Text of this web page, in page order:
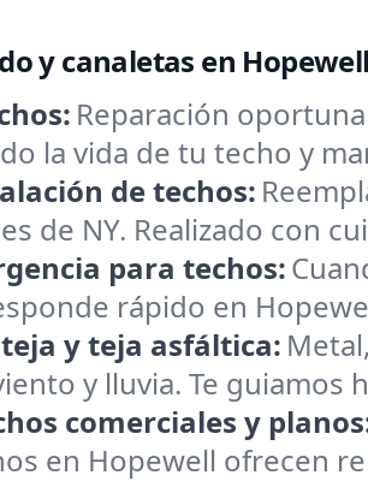
y canaletas en
Reparación
la vida de tu techo y
de techos:
de NY. Realizado con
para techos:
rápido en
y teja asfáltica:
y lluvia. Te
comerciales y
en Hopewell ofrecen